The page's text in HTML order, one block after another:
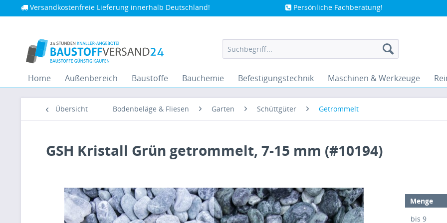
Versandkostenfreie Lieferung innerhalb Deutschland! Persönliche Fachberatung!
Home Außenbereich Baustoffe Bauchemie Befestigungstechnik Maschinen & Werkzeuge
Übersicht Bodenbeläge & Fliesen Garten Schüttgüter Getrommelt
GSH Kristall Grün getrommelt, 7-15 mm (#10194)
Menge
bis9